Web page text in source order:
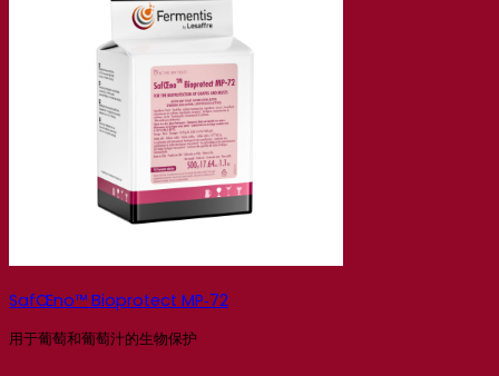
SafŒno™ Bioprotect MP‑72
用于葡萄和葡萄汁的生物保护